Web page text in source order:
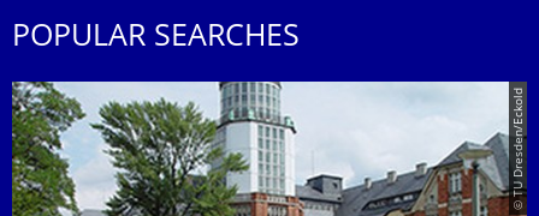
POPULAR SEARCHES
© TU Dresden/Eckold